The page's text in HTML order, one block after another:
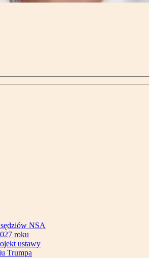
NSA
roku
ustawy
Trumpa